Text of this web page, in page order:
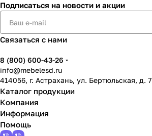
Подписаться на новости и акции
Связаться с нами
8 (800) 600-43-26
info@mebelesd.ru
414056, г. Астрахань, ул. Бертюльская, д. 7
Каталог продукции
Компания
Информация
Помощь